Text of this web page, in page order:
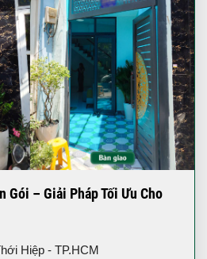
Gói – Giải Pháp Tối Ưu Cho
Hiệp - TP.HCM